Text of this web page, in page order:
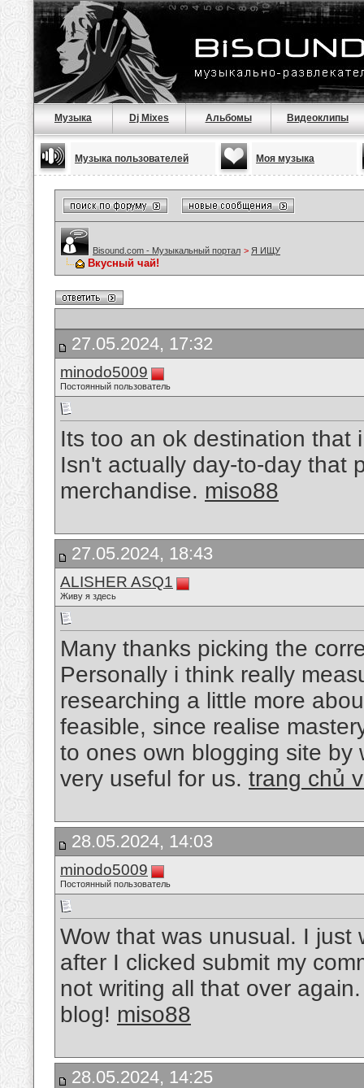
Музыка Dj Mixes Альбомы Видеоклипы
Музыка пользователей Моя музыка
Bisound.com - Музыкальный портал > Я ИЩУ
Вкусный чай!
27.05.2024, 17:32
minodo5009
Постоянный пользователь
Its too an ok destination that
Isn't actually day-to-day that
merchandise. miso88
27.05.2024, 18:43
ALISHER ASQ1
Живу я здесь
Many thanks picking the
Personally i think really
researching a little more
feasible, since realise
to ones own blogging site by
very useful for us. trang chủ
28.05.2024, 14:03
minodo5009
Постоянный пользователь
Wow that was unusual. I just
after I clicked submit my
not writing all that over
blog! miso88
28.05.2024, 14:25